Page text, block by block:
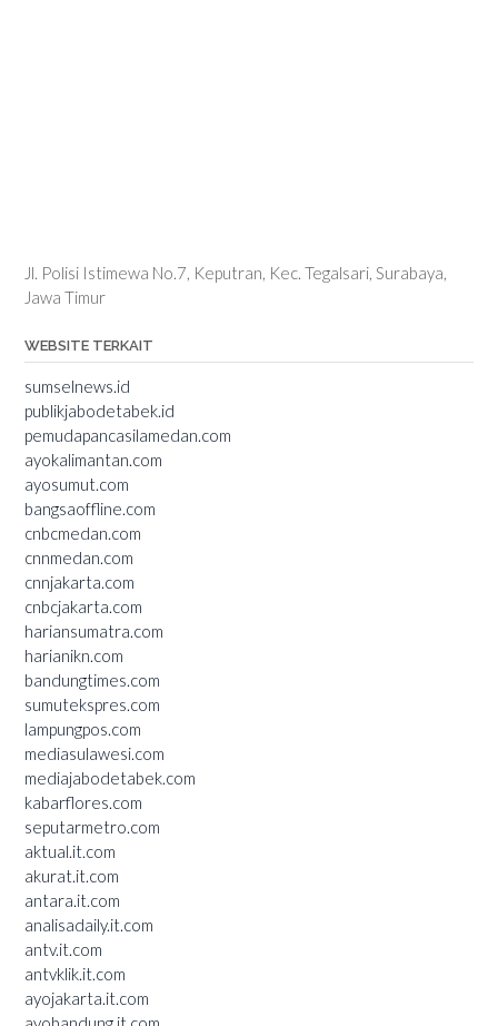
Jl. Polisi Istimewa No.7, Keputran, Kec. Tegalsari, Surabaya,
Jawa Timur
WEBSITE TERKAIT
sumselnews.id
publikjabodetabek.id
pemudapancasilamedan.com
ayokalimantan.com
ayosumut.com
bangsaoffline.com
cnbcmedan.com
cnnmedan.com
cnnjakarta.com
cnbcjakarta.com
hariansumatra.com
harianikn.com
bandungtimes.com
sumutekspres.com
lampungpos.com
mediasulawesi.com
mediajabodetabek.com
kabarflores.com
seputarmetro.com
aktual.it.com
akurat.it.com
antara.it.com
analisadaily.it.com
antv.it.com
antvklik.it.com
ayojakarta.it.com